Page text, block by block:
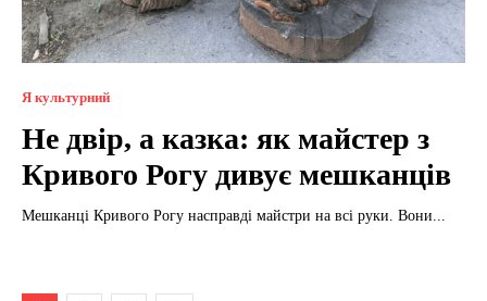
Я культурний
Не двір, а казка: як майстер з
Кривого Рогу дивує мешканців
Мешканці Кривого Рогу насправді майстри на всі руки. Вони...